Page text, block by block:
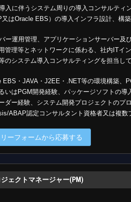
入に伴うシステム周りの導入コンサルティ
はOracle EBS）の導入インフラ設計、構
ー運用管理、アプリケーションサーバー
管理等とネットワークに係わる、社内ITイ
のシステム導入コンサルティングを担当し
EBS・JAVA・J2EE・.NET等の環境構築、
いはPGM開発経験、パッケージソフトの
ダー経験、システム開発プロジェクトのプ
ABAP認定コンサルタント資格者又は複
ーフォームから応募する
ジェクトマネージャー(PM)